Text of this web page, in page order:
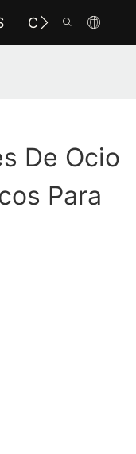
CONTÁCTENOS
De Ocio
Para